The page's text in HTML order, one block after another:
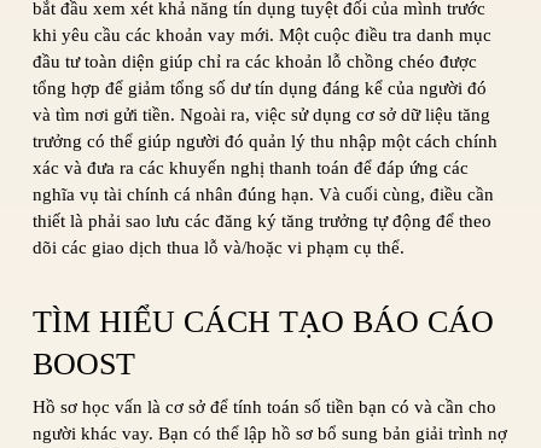
bắt đầu xem xét khả năng tín dụng tuyệt đối của mình trước
khi yêu cầu các khoản vay mới. Một cuộc điều tra danh mục
đầu tư toàn diện giúp chỉ ra các khoản lỗ chồng chéo được
tổng hợp để giảm tổng số dư tín dụng đáng kể của người đó
và tìm nơi gửi tiền. Ngoài ra, việc sử dụng cơ sở dữ liệu tăng
trưởng có thể giúp người đó quản lý thu nhập một cách chính
xác và đưa ra các khuyến nghị thanh toán để đáp ứng các
nghĩa vụ tài chính cá nhân đúng hạn. Và cuối cùng, điều cần
thiết là phải sao lưu các đăng ký tăng trưởng tự động để theo
dõi các giao dịch thua lỗ và/hoặc vi phạm cụ thể.
TÌM HIỂU CÁCH TẠO BÁO CÁO
BOOST
Hồ sơ học vấn là cơ sở để tính toán số tiền bạn có và cần cho
người khác vay. Bạn có thể lập hồ sơ bổ sung bản giải trình nợ